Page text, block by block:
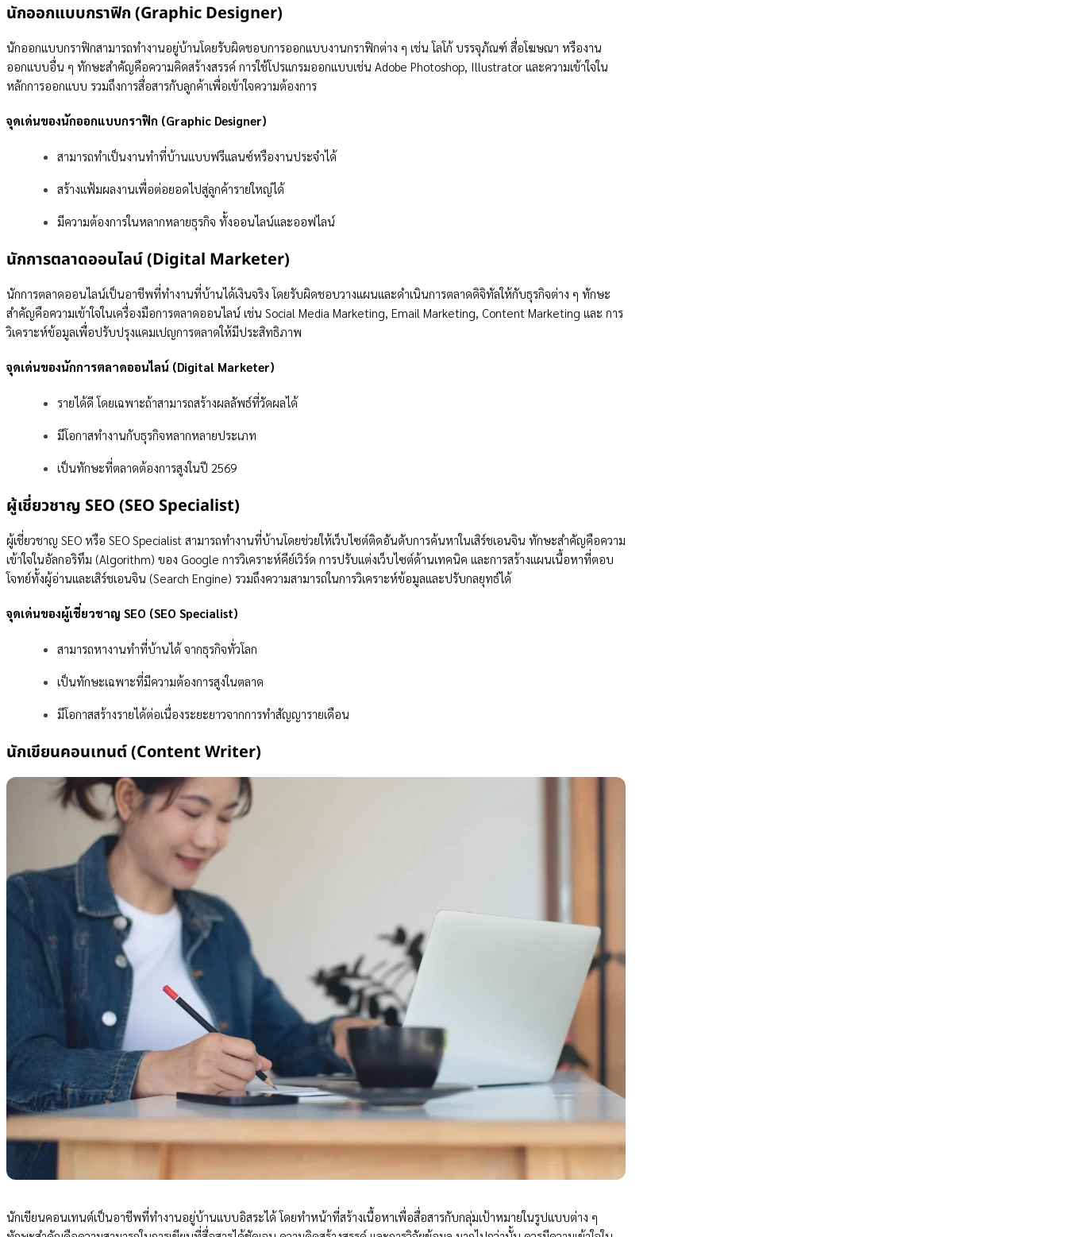
นักออกแบบกราฟิก (Graphic Designer)
นักออกแบบกราฟิกสามารถทำงานอยู่บ้านโดยรับผิดชอบการออกแบบงานกราฟิกต่าง ๆ เช่น โลโก้ บรรจุภัณฑ์ สื่อโฆษณา หรืองาน
ออกแบบอื่น ๆ ทักษะสำคัญคือความคิดสร้างสรรค์ การใช้โปรแกรมออกแบบเช่น Adobe Photoshop, Illustrator และความเข้าใจใน
หลักการออกแบบ รวมถึงการสื่อสารกับลูกค้าเพื่อเข้าใจความต้องการ
จุดเด่นของนักออกแบบกราฟิก (Graphic Designer)
สามารถทำเป็นงานทำที่บ้านแบบฟรีแลนซ์หรืองานประจำได้
สร้างแฟ้มผลงานเพื่อต่อยอดไปสู่ลูกค้ารายใหญ่ได้
มีความต้องการในหลากหลายธุรกิจ ทั้งออนไลน์และออฟไลน์
นักการตลาดออนไลน์ (Digital Marketer)
นักการตลาดออนไลน์เป็นอาชีพที่ทำงานที่บ้านได้เงินจริง โดยรับผิดชอบวางแผนและดำเนินการตลาดดิจิทัลให้กับธุรกิจต่าง ๆ ทักษะ
สำคัญคือความเข้าใจในเครื่องมือการตลาดออนไลน์ เช่น Social Media Marketing, Email Marketing, Content Marketing และ การ
วิเคราะห์ข้อมูลเพื่อปรับปรุงแคมเปญการตลาดให้มีประสิทธิภาพ
จุดเด่นของนักการตลาดออนไลน์ (Digital Marketer)
รายได้ดี โดยเฉพาะถ้าสามารถสร้างผลลัพธ์ที่วัดผลได้
มีโอกาสทำงานกับธุรกิจหลากหลายประเภท
เป็นทักษะที่ตลาดต้องการสูงในปี 2569
ผู้เชี่ยวชาญ SEO (SEO Specialist)
ผู้เชี่ยวชาญ SEO หรือ SEO Specialist สามารถทำงานที่บ้านโดยช่วยให้เว็บไซต์ติดอันดับการค้นหาในเสิร์ชเอนจิน ทักษะสำคัญคือความ
เข้าใจในอัลกอริทึม (Algorithm) ของ Google การวิเคราะห์คีย์เวิร์ด การปรับแต่งเว็บไซต์ด้านเทคนิค และการสร้างแผนเนื้อหาที่ตอบ
โจทย์ทั้งผู้อ่านและเสิร์ชเอนจิน (Search Engine) รวมถึงความสามารถในการวิเคราะห์ข้อมูลและปรับกลยุทธ์ได้
จุดเด่นของผู้เชี่ยวชาญ SEO (SEO Specialist)
สามารถหางานทำที่บ้านได้ จากธุรกิจทั่วโลก
เป็นทักษะเฉพาะที่มีความต้องการสูงในตลาด
มีโอกาสสร้างรายได้ต่อเนื่องระยะยาวจากการทำสัญญารายเดือน
นักเขียนคอนเทนต์ (Content Writer)
นักเขียนคอนเทนต์เป็นอาชีพที่ทำงานอยู่บ้านแบบอิสระได้ โดยทำหน้าที่สร้างเนื้อหาเพื่อสื่อสารกับกลุ่มเป้าหมายในรูปแบบต่าง ๆ